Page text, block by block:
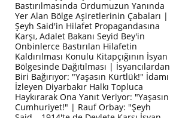
Bastırılmasında Ordumuzun Yanında
Yer Alan Bölge Aşiretlerinin Çabaları |
Şeyh Said'in Hilafet Propagandasına
Karşı, Adalet Bakanı Seyid Bey'in
Onbinlerce Bastırılan Hilafetin
Kaldırılması Konulu Kitapçığının İsyan
Bölgesinde Dağıtılması | İsyancılardan
Biri Bağırıyor: "Yaşasın Kürtlük!" İdamı
İzleyen Diyarbakır Halkı Topluca
Haykırarak Ona Yanıt Veriyor: "Yaşasın
Cumhuriyet!" | Rauf Orbay: "Şeyh